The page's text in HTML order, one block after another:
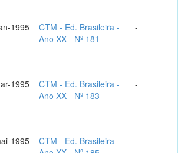
1995
CTM - Ed. Brasileira -
Ano XX - Nº 181
-
1995
CTM - Ed. Brasileira -
Ano XX - Nº 183
-
1995
CTM - Ed. Brasileira -
-